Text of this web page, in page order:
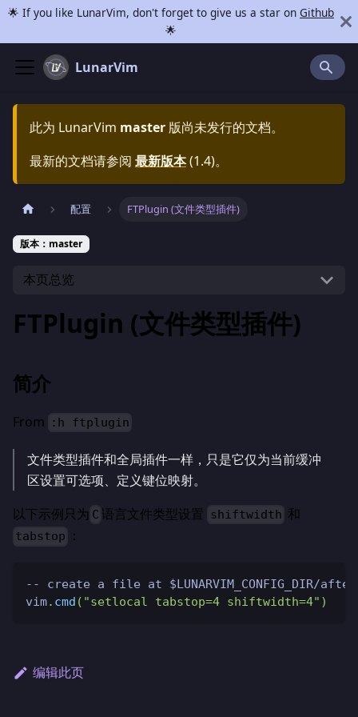
🌟 If you like LunarVim, don't forget to give us a star on Github
🌟
LunarVim
此为 LunarVim master 版尚未发行的文档。
最新的文档请参阅 最新版本(1.4)。
配置 FTPlugin (文件类型插件)
版本：master
本页总览
FTPlugin (文件类型插件)
简介
From :h ftplugin
文件类型插件和全局插件一样，只是它仅为当前缓冲
区设置可选项、定义键位映射。
以下示例只为 C 语言文件类型设置 shiftwidth 和
tabstop ：
-- create a file at $LUNARVIM_CONFIG_DIR/
vim. cmd ( "setlocal tabstop=4 shiftwidth=4" )
编辑此页